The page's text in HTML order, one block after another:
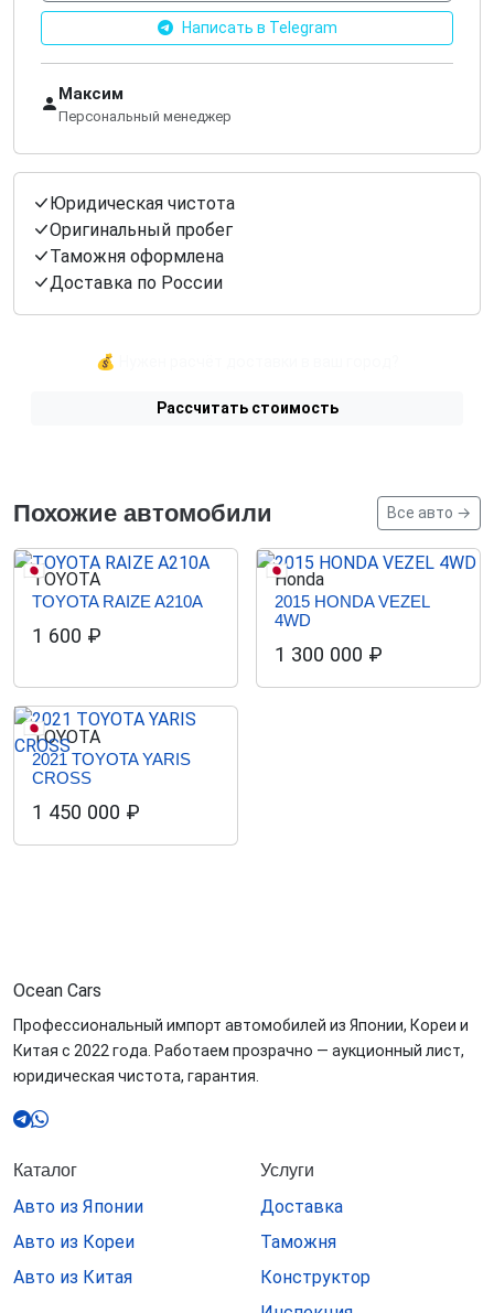
Написать в Telegram
Максим
Персональный менеджер
Юридическая чистота
Оригинальный пробег
Таможня оформлена
Доставка по России
💰 Нужен расчёт доставки в ваш город?
Рассчитать стоимость
Похожие автомобили Все авто →
🇯🇵TOYOTA
TOYOTA RAIZE A210A
1 600 ₽
🇯🇵Honda
2015 HONDA VEZEL
4WD
1 300 000 ₽
🇯🇵TOYOTA
2021 TOYOTA YARIS
CROSS
1 450 000 ₽
Ocean Cars
Профессиональный импорт автомобилей из Японии, Кореи и
Китая с 2022 года. Работаем прозрачно — аукционный лист,
юридическая чистота, гарантия.
Каталог
Авто из Японии
Авто из Кореи
Авто из Китая
Услуги
Доставка
Таможня
Конструктор